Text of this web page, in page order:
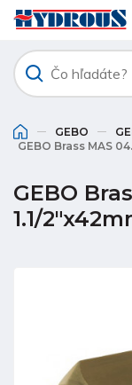
GEBO
GEBO Brass MAS
GEBO
1.1/